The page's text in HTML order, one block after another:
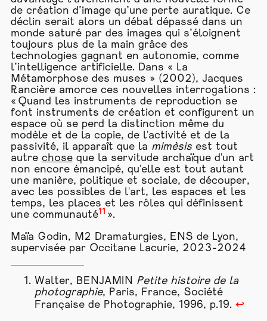
de création d’image qu’une perte auratique. Ce
déclin serait alors un débat dépassé dans un
monde saturé par des images qui s’éloignent
toujours plus de la main grâce des
technologies gagnant en autonomie, comme
l’intelligence artificielle. Dans « La
Métamorphose des muses » (2002), Jacques
Rancière amorce ces nouvelles interrogations :
« Quand les instruments de reproduction se
font instruments de création et configurent un
espace où se perd la distinction même du
modèle et de la copie, de l'activité et de la
passivité, il apparaît que la mimèsisest tout
autre choseque la servitude archaïque d'un art
non encore émancipé, qu'elle est tout autant
une manière, politique et sociale, de découper,
avec les possibles de l'art, les espaces et les
temps, les places et les rôles qui définissent
une communauté11 ».
Maïa Godin, M2 Dramaturgies, ENS de Lyon,
supervisée par Occitane Lacurie, 2023-2024
Walter, BENJAMIN Petite histoire de la
photographie, Paris, France, Société
Française de Photographie, 1996, p.19. ↩